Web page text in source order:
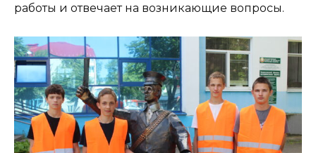
работы и отвечает на возникающие вопросы.